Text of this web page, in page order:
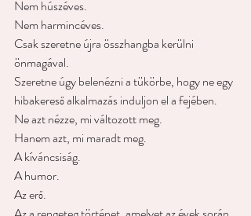
Nem húszéves.
Nem harmincéves.
Csak szeretne újra összhangba kerülni
önmagával.
Szeretne úgy belenézni a tükörbe, hogy ne egy
hibakereső alkalmazás induljon el a fejében.
Ne azt nézze, mi változott meg.
Hanem azt, mi maradt meg.
A kíváncsiság.
A humor.
Az erő.